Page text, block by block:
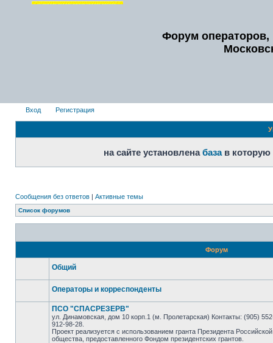
Форум операторов,
Вход Регистрация
на сайте установленабазав которую
Сообщения без ответов | Активные темы
Список форумов
Форум
Общий
Операторы и корреспонденты
ПСО "СПАСРЕЗЕРВ"
ул. Динамовская, дом 10 корп.1 (м. Пролетарская) Контакты: (905)
912-98-28.
Проект реализуется с использованием гранта Президента
общества, предоставленного Фондом президентских грантов.